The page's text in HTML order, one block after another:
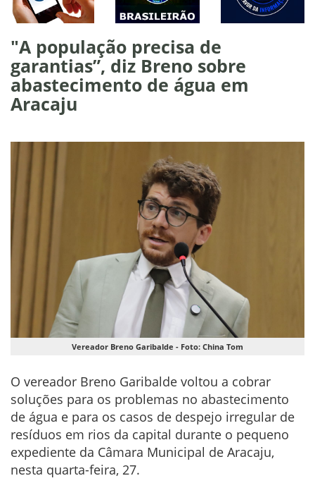
"A população precisa de
garantias”, diz Breno sobre
abastecimento de água em
Aracaju
Vereador Breno Garibalde - Foto: China Tom
O vereador Breno Garibalde voltou a cobrar
soluções para os problemas no abastecimento
de água e para os casos de despejo irregular de
resíduos em rios da capital durante o pequeno
expediente da Câmara Municipal de Aracaju,
nesta quarta-feira, 27.